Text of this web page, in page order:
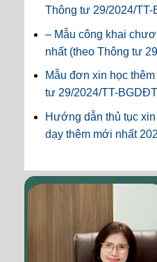
Thông tư 29/2024/
– Mẫu công khai
nhất (theo Thông tư
Mẫu đơn xin học
tư 29/2024/TT-
Hướng dẫn thủ tục
dạy thêm mới nhất